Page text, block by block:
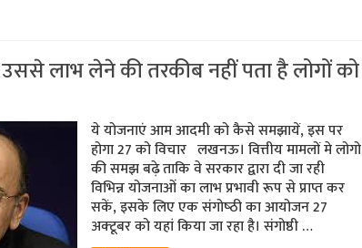
लाभ लेने की तरकीब नहीं पता है लोगों को
ये योजनाएं आम आदमी को कैसे समझायें, इस पर
होगा 27 को विचार लखनऊ। वित्तीय मामलों मे लोगो
की समझ बढ़े ताकि वे सरकार द्वारा दी जा रही
विभिन्न योजनाओं का लाभ प्रभावी रूप से प्राप्त कर
सकें, इसके लिए एक संगोष्‍ठी का आयोजन 27
अक्‍टूबर को यहां किया जा रहा है। संगोष्ठी …